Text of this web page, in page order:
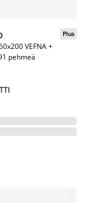
VEFNA +
pehmeä
Plus